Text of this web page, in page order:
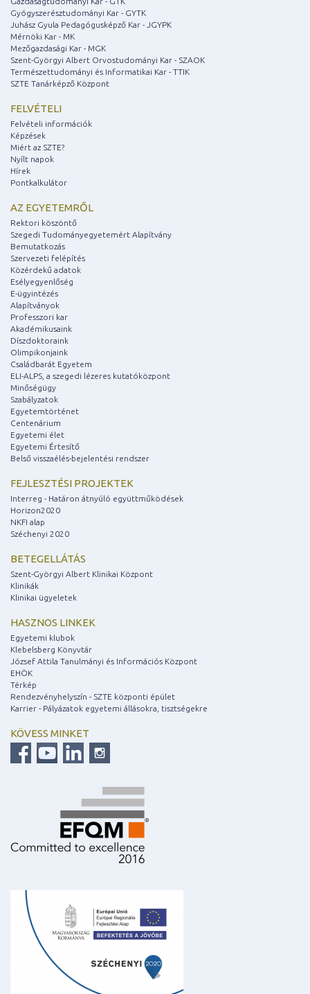
Gyógyszerésztudományi Kar - GYTK
Juhász Gyula Pedagógusképző Kar - JGYPK
Mérnöki Kar - MK
Mezőgazdasági Kar - MGK
Szent-Györgyi Albert Orvostudományi Kar - SZAOK
Természettudományi és Informatikai Kar - TTIK
SZTE Tanárképző Központ
FELVÉTELI
Felvételi információk
Képzések
Miért az SZTE?
Nyílt napok
Hírek
Pontkalkulátor
AZ EGYETEMRŐL
Rektori köszöntő
Szegedi Tudományegyetemért Alapítvány
Bemutatkozás
Szervezeti felépítés
Közérdekű adatok
Esélyegyenlőség
E-ügyintézés
Alapítványok
Professzori kar
Akadémikusaink
Díszdoktoraink
Olimpikonjaink
Családbarát Egyetem
ELI-ALPS, a szegedi lézeres kutatóközpont
Minőségügy
Szabályzatok
Egyetemtörténet
Centenárium
Egyetemi élet
Egyetemi Értesítő
Belső visszaélés-bejelentési rendszer
FEJLESZTÉSI PROJEKTEK
Interreg - Határon átnyúló együttműködések
Horizon2020
NKFI alap
Széchenyi 2020
BETEGELLÁTÁS
Szent-Györgyi Albert Klinikai Központ
Klinikák
Klinikai ügyeletek
HASZNOS LINKEK
Egyetemi klubok
Klebelsberg Könyvtár
József Attila Tanulmányi és Információs Központ
EHÖK
Térkép
Rendezvényhelyszín - SZTE központi épület
Karrier - Pályázatok egyetemi állásokra, tisztségekre
KÖVESS MINKET